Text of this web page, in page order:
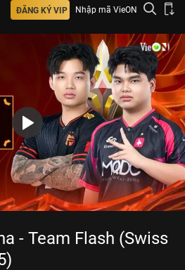
ĐĂNG KÝ VIP Nhập mã VieON
- Team Flash (Swiss